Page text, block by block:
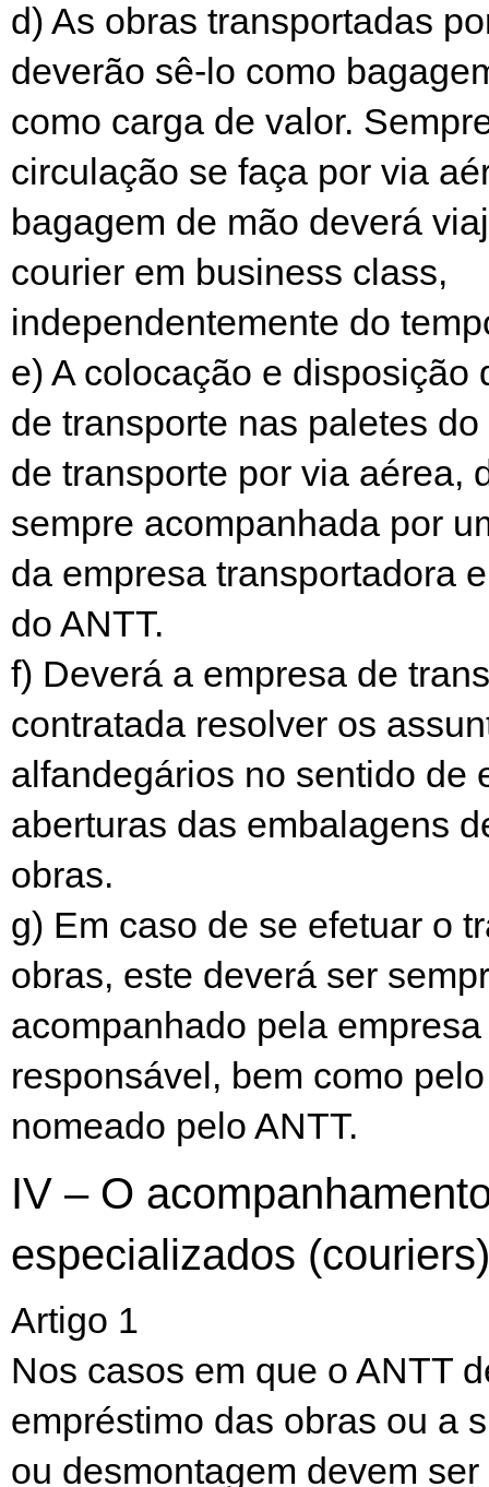
d) As obras transportadas
deverão sê-lo como
como carga de valor.
circulação se faça por via
bagagem de mão deverá
courier em business class,
independentemente do
e) A colocação e disposição
de transporte nas paletes
de transporte por via aérea,
sempre acompanhada por
da empresa transportadora
do ANTT.
f) Deverá a empresa de
contratada resolver os
alfandegários no sentido de
aberturas das embalagens
obras.
g) Em caso de se efetuar o
obras, este deverá ser
acompanhado pela
responsável, bem como
nomeado pelo ANTT.
IV – O
especializados
Artigo 1
Nos casos em que o ANTT
empréstimo das obras ou a
ou desmontagem devem